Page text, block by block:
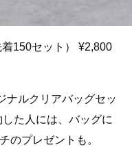
150セット） ¥2,800
ナルクリアバッグセッ
た人には、バッグに
のプレゼントも。